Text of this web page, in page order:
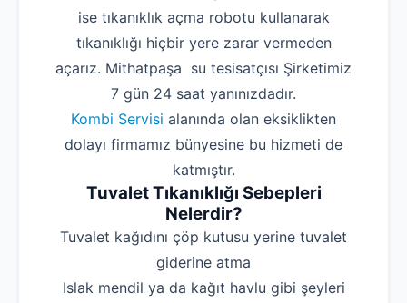
ise tıkanıklık açma robotu kullanarak
tıkanıklığı hiçbir yere zarar vermeden
açarız. Mithatpaşa su tesisatçısı Şirketimiz
7 gün 24 saat yanınızdadır.
Kombi Servisi alanında olan eksiklikten
dolayı firmamız bünyesine bu hizmeti de
katmıştır.
Tuvalet Tıkanıklığı Sebepleri
Nelerdir?
‌Tuvalet kağıdını çöp kutusu yerine tuvalet
giderine atma
‌Islak mendil ya da kağıt havlu gibi şeyleri